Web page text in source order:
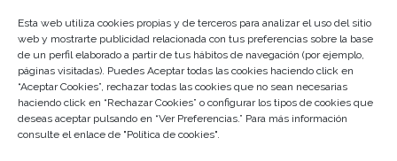
Esta web utiliza cookies propias y de terceros para analizar el uso del sitio
web y mostrarte publicidad relacionada con tus preferencias sobre la base
de un perfil elaborado a partir de tus hábitos de navegación (por ejemplo,
páginas visitadas). Puedes Aceptar todas las cookies haciendo click en
“Aceptar Cookies”, rechazar todas las cookies que no sean necesarias
haciendo click en “Rechazar Cookies” o configurar los tipos de cookies que
deseas aceptar pulsando en “Ver Preferencias.” Para más información
consulte el enlace de "Política de cookies".